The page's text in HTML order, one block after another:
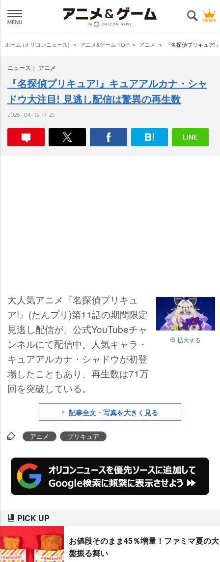
ホーム (オリコンニュース) アニメ&ゲーム TOP アニメ 『名探偵プリキュア
ニュース アニメ
『名探偵プリキュア!』キュアアルカナ・シャ
ドウ大注目! 見逃し配信は驚異の再生数
2026-04-15 17:25
拡大する
大人気アニメ『名探偵プリキュ
ア!』(たんプリ)第11話の期間限定
見逃し配信が、公式YouTubeチャ
ンネルにて配信中。人気キャラ・
キュアアルカナ・シャドウが初登
場したこともあり、再生数は71万
回を突破している。
記事全文・写真を大きく見る
アニメ プリキュア
PICK UP
お値段そのまま45％増量！ファミマ夏の大
盤振る舞い